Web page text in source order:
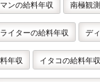
マンの給料年収 南極観
ライターの給料年収 デ
料年収 イタコの給料年収